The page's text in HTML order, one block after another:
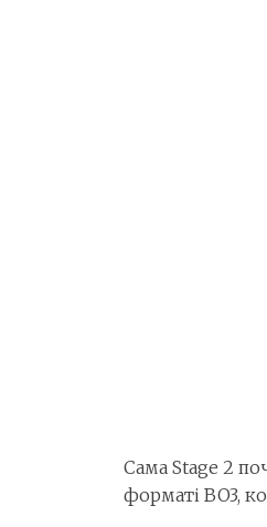
Сама Stage 2
форматі BO3,